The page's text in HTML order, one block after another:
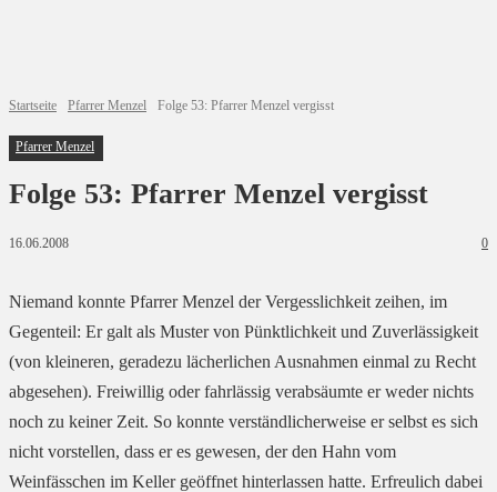
Startseite Pfarrer Menzel Folge 53: Pfarrer Menzel vergisst
Pfarrer Menzel
Folge 53: Pfarrer Menzel vergisst
16.06.2008 0
Niemand konnte Pfarrer Menzel der Vergesslichkeit zeihen, im
Gegenteil: Er galt als Muster von Pünktlichkeit und Zuverlässigkeit
(von kleineren, geradezu lächerlichen Ausnahmen einmal zu Recht
abgesehen). Freiwillig oder fahrlässig verabsäumte er weder nichts
noch zu keiner Zeit. So konnte verständlicherweise er selbst es sich
nicht vorstellen, dass er es gewesen, der den Hahn vom
Weinfässchen im Keller geöffnet hinterlassen hatte. Erfreulich dabei